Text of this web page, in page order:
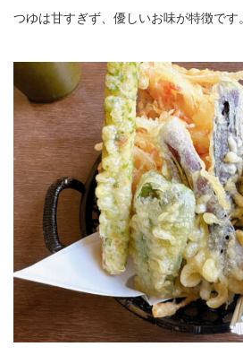
つゆは甘すぎず、優しいお味が特徴です。